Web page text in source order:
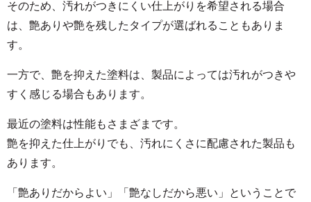
そのため、汚れがつきにくい仕上がりを希望される場合
は、艶ありや艶を残したタイプが選ばれることもありま
す。
一方で、艶を抑えた塗料は、製品によっては汚れがつきや
すく感じる場合もあります。
最近の塗料は性能もさまざまです。
艶を抑えた仕上がりでも、汚れにくさに配慮された製品も
あります。
「艶ありだからよい」「艶なしだから悪い」ということで